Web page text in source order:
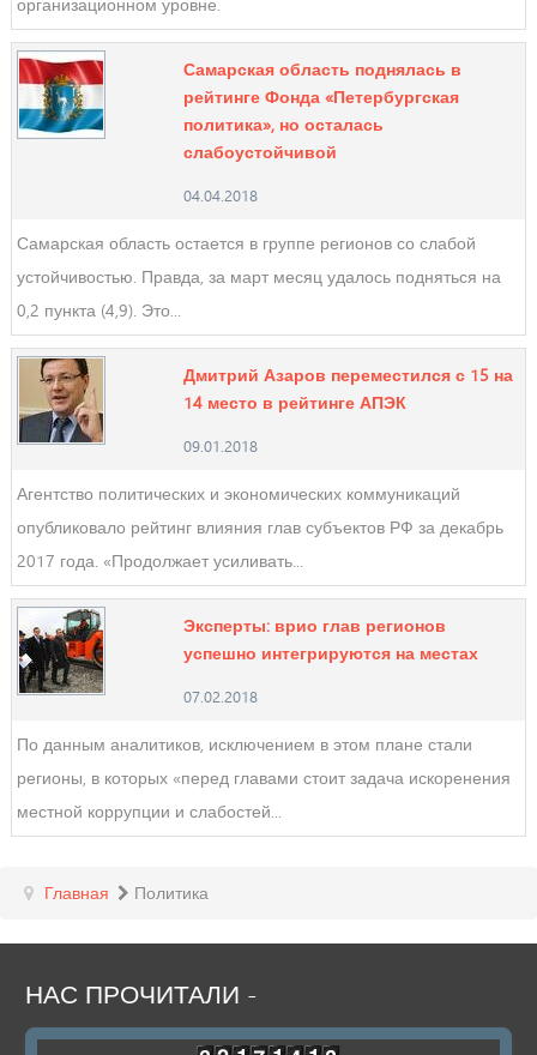
Самарская область поднялась в
рейтинге Фонда «Петербургская
политика», но осталась
слабоустойчивой
04.04.2018
Самарская область остается в группе регионов со слабой
устойчивостью. Правда, за март месяц удалось подняться на
0,2 пункта (4,9). Это...
Дмитрий Азаров переместился с 15 на
14 место в рейтинге АПЭК
09.01.2018
Агентство политических и экономических коммуникаций
опубликовало рейтинг влияния глав субъектов РФ за декабрь
2017 года. «Продолжает усиливать...
Эксперты: врио глав регионов
успешно интегрируются на местах
07.02.2018
По данным аналитиков, исключением в этом плане стали
регионы, в которых «перед главами стоит задача искоренения
местной коррупции и слабостей...
Главная Политика
НАС ПРОЧИТАЛИ -